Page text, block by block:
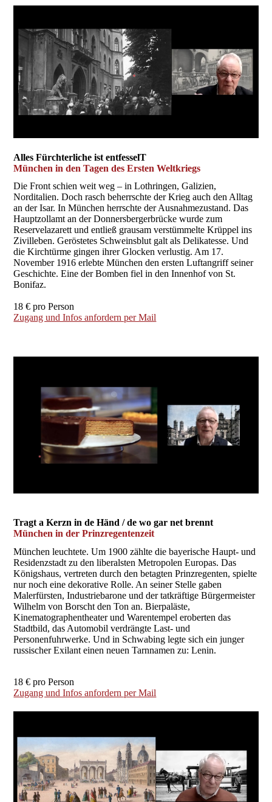
Alles Fürchterliche ist entfesselT
München in den Tagen des Ersten Weltkriegs
Die Front schien weit weg – in Lothringen, Galizien,
Norditalien. Doch rasch beherrschte der Krieg auch den Alltag
an der Isar. In München herrschte der Ausnahmezustand. Das
Hauptzollamt an der Donnersbergerbrücke wurde zum
Reservelazarett und entließ grausam verstümmelte Krüppel ins
Zivilleben. Geröstetes Schweinsblut galt als Delikatesse. Und
die Kirchtürme gingen ihrer Glocken verlustig. Am 17.
November 1916 erlebte München den ersten Luftangriff seiner
Geschichte. Eine der Bomben fiel in den Innenhof von St.
Bonifaz.
18 € pro Person
Zugang und Infos anfordern per Mail
Tragt a Kerzn in de Händ / de wo gar net brennt
München in der Prinzregentenzeit
München leuchtete. Um 1900 zählte die bayerische Haupt- und
Residenzstadt zu den liberalsten Metropolen Europas. Das
Königshaus, vertreten durch den betagten Prinzregenten, spielte
nur noch eine dekorative Rolle. An seiner Stelle gaben
Malerfürsten, Industriebarone und der tatkräftige Bürgermeister
Wilhelm von Borscht den Ton an. Bierpaläste,
Kinematographentheater und Warentempel eroberten das
Stadtbild, das Automobil verdrängte Last- und
Personenfuhrwerke. Und in Schwabing legte sich ein junger
russischer Exilant einen neuen Tarnnamen zu: Lenin.
18 € pro Person
Zugang und Infos anfordern per Mail